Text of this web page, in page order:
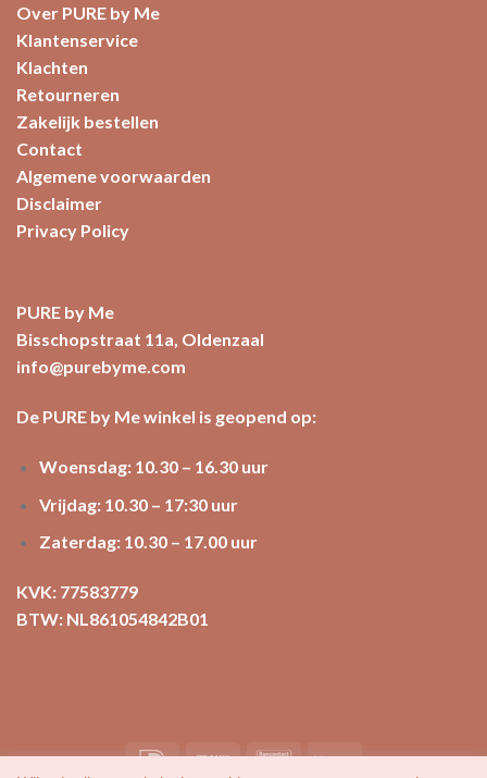
Over PURE by Me
Klantenservice
Klachten
Retourneren
Zakelijk bestellen
Contact
Algemene voorwaarden
Disclaimer
Privacy Policy
PURE by Me
Bisschopstraat 11a, Oldenzaal
info@purebyme.com
De PURE by Me winkel is geopend op:
Woensdag: 10.30 – 16.30 uur
Vrijdag: 10.30 – 17:30 uur
Zaterdag: 10.30 – 17.00 uur
KVK: 77583779
BTW: NL861054842B01